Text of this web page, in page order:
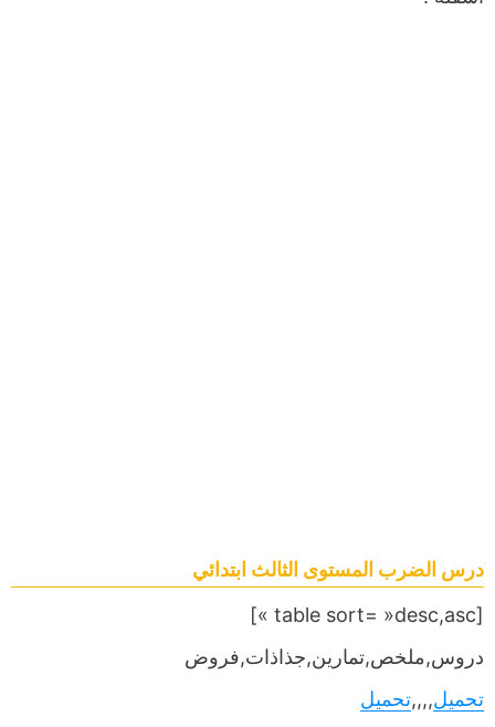
درس الضرب المستوى الثالث ابتدائي
[table sort= »desc,asc »]
دروس,ملخص,تمارين,جذاذات,فروض
تحميل,,,,تحميل